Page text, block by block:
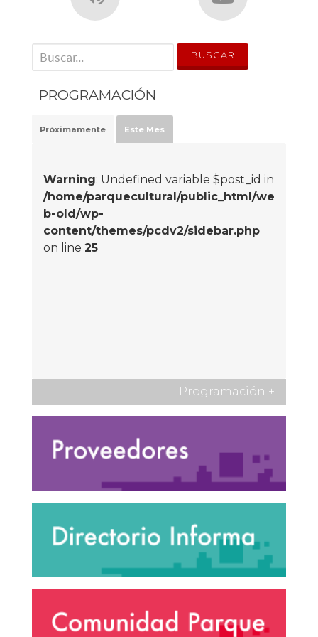
' . __('Search for:') . '
PROGRAMACIÓN
Próximamente Este Mes
Warning: Undefined variable $post_id in
/home/parquecultural/public_html/we
b-old/wp-
content/themes/pcdv2/sidebar.php
on line 25
Programación +